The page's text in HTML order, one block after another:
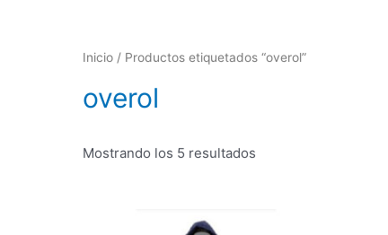
Inicio / Productos etiquetados “overol”
overol
Mostrando los 5 resultados